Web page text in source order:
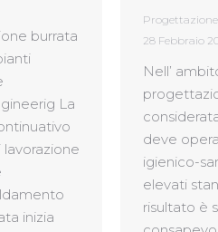
burrata
La
inizia
28 Febbraio
Nell’
deve
igienico-
elevati
risultato è